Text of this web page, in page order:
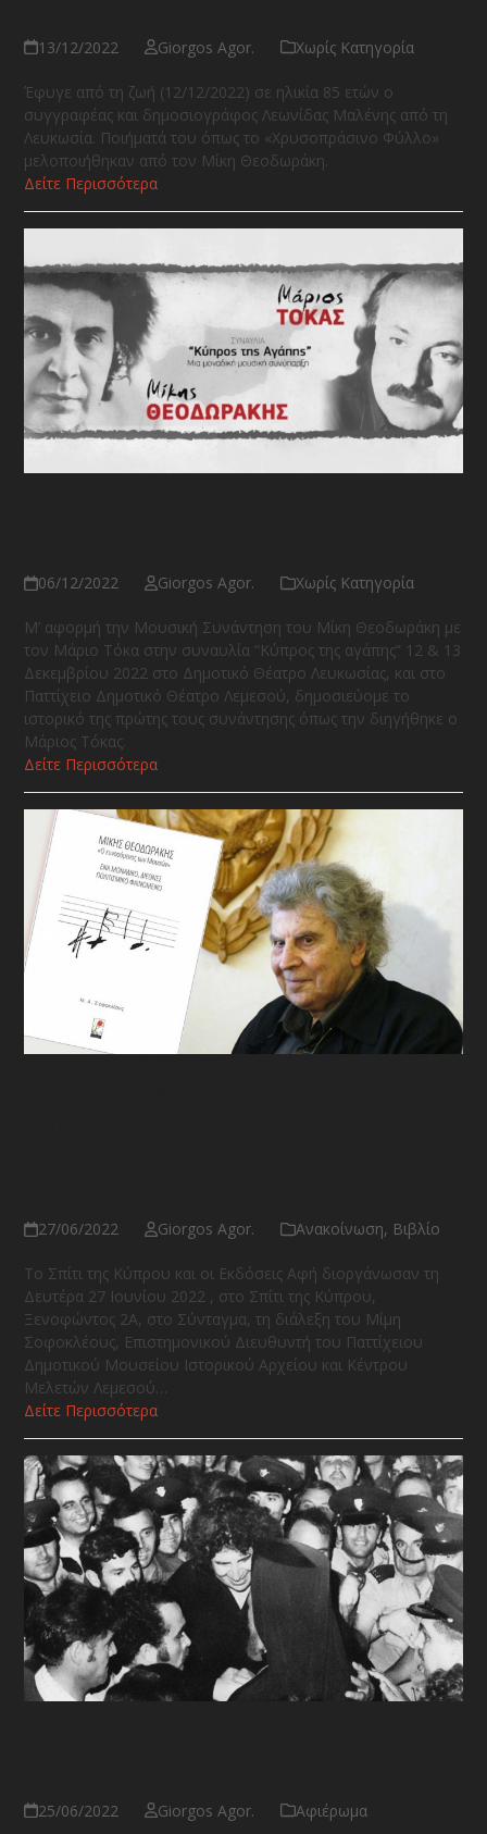
13/12/2022 Giorgos Agor. Χωρίς Κατηγορία
Έφυγε από τη ζωή (12/12/2022) σε ηλικία 85 ετών ο
συγγραφέας και δημοσιογράφος Λεωνίδας Μαλένης από τη
Λευκωσία. Ποιήματά του όπως το «Χρυσοπράσινο Φύλλο»
μελοποιήθηκαν από τον Μίκη Θεοδωράκη.
Δείτε Περισσότερα
06/12/2022 Giorgos Agor. Χωρίς Κατηγορία
Μ’ αφορμή την Μουσική Συνάντηση του Μίκη Θεοδωράκη με
τον Μάριο Τόκα στην συναυλία “Κύπρος της αγάπης” 12 & 13
Δεκεμβρίου 2022 στο Δημοτικό Θέατρο Λευκωσίας, και στο
Παττίχειο Δημοτικό Θέατρο Λεμεσού, δημοσιεύομε το
ιστορικό της πρώτης τους συνάντησης όπως την διηγήθηκε ο
Μάριος Τόκας.
Δείτε Περισσότερα
27/06/2022 Giorgos Agor. Ανακοίνωση, Βιβλίο
Το Σπίτι της Κύπρου και οι Εκδόσεις Αφή διοργάνωσαν τη
Δευτέρα 27 Ιουνίου 2022 , στο Σπίτι της Κύπρου,
Ξενοφώντος 2Α, στο Σύνταγμα, τη διάλεξη του Μίμη
Σοφοκλέους, Επιστημονικού Διευθυντή του Παττίχειου
Δημοτικού Μουσείου Ιστορικού Αρχείου και Κέντρου
Μελετών Λεμεσού…
Δείτε Περισσότερα
25/06/2022 Giorgos Agor. Αφιέρωμα